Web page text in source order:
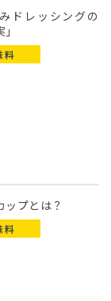
ドレッシングの
料
プとは？
料